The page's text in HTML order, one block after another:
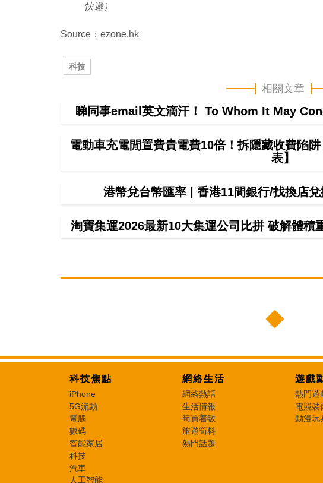
快遞）
Source：ezone.hk
科技
相關文章
睇同事email英文滴汗！ To Whom It May
電動車充電閒置費貴電費10倍！拆隱藏收費陷
表】
港幣兌台幣匯率 | 香港11間銀行/找換店
淘寶集運2026最新10大集運公司比拼 破解體積
科技焦點
iPhone
5G流動
電腦
數碼
智能家居
科技
汽車
人工智能
網絡生活
網絡熱話
生活情報
筍買着數
旅遊筍料
熱門話題
遊戲
熱門遊
電競裝
動漫玩